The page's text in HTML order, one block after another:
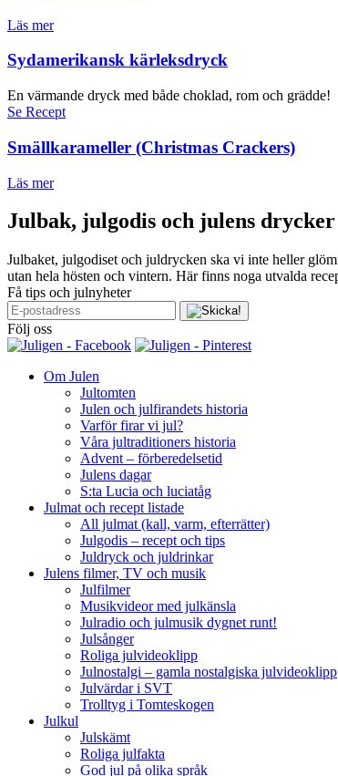
Läs mer
Sydamerikansk kärleksdryck
En värmande dryck med både choklad, rom och grädde!
Se Recept
Smällkarameller (Christmas Crackers)
Läs mer
Julbak, julgodis och julens drycker
Julbaket, julgodiset och juldrycken ska vi inte heller
utan hela hösten och vintern. Här finns noga utvalda
Få tips och julnyheter
Följ oss
Om Julen
Jultomten
Julen och julfirandets historia
Varför firar vi jul?
Våra jultraditioners historia
Advent – förberedelsetid
Julens dagar
S:ta Lucia och luciatåg
Julmat och recept listade
All julmat (kall, varm, efterrätter)
Julgodis – recept och tips
Juldryck och juldrinkar
Julens filmer, TV och musik
Julfilmer
Musikvideor med julkänsla
Julradio och julmusik dygnet runt!
Julsånger
Roliga julvideoklipp
Julnostalgi – gamla nostalgiska julvideoklipp
Julvärdar i SVT
Trolltyg i Tomteskogen
Julkul
Julskämt
Roliga julfakta
God jul på olika språk